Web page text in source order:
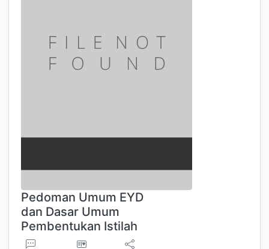
Pedoman Umum EYD
dan Dasar Umum
Pembentukan Istilah